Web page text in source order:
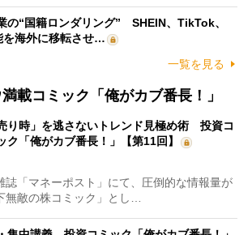
の“国籍ロンダリング” SHEIN、TikTok、
海外に移転させ…
一覧を見る
載コミック「俺がカブ番長！」
売り時」を逃さないトレンド見極め術 投資コ
ク「俺がカブ番長！」【第11回】
「マネーポスト」にて、圧倒的な情報量が
無敵の株コミック」とし…